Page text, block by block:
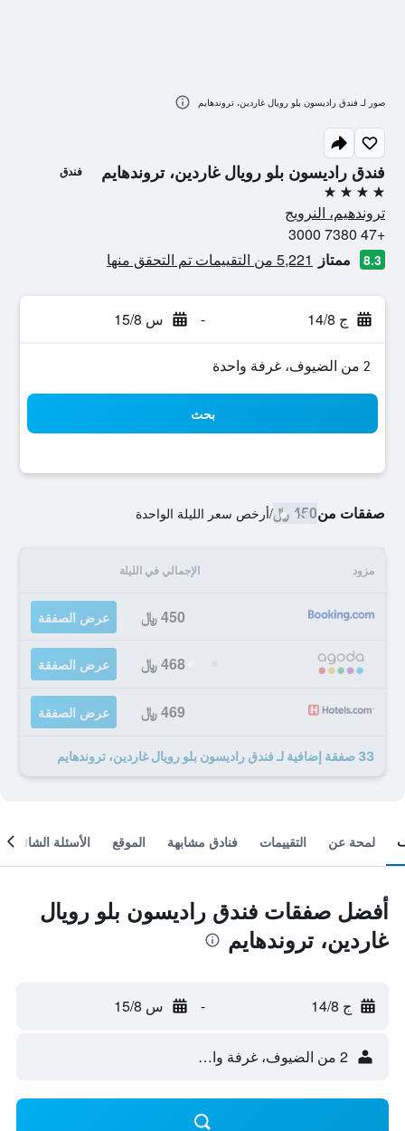
فندق راديسون بلو رويال غاردين، تروندهايم فندق
4 نجوم
تروندهيم، النرويج
+47 7380 3000
8.3 ممتاز 5,221 من التقييمات تم التحقق منها
ج 14/8 - س 15/8
2 من الضيوف، غرفة واحدة
بحث
صفقات من450 ﷼ /أرخص سعر الليلة الواحدة
مزود الإجمالي في الليلة
450 ﷼ عرض الصفقة
468 ﷼ عرض الصفقة
469 ﷼ عرض الصفقة
33 صفقة إضافية لـ فندق راديسون بلو رويال غاردين، تروندهايم
صور لـ فندق راديسون بلو رويال غاردين، تروندهايم
لمحة عن التقييمات فنادق مشابهة الموقع الأسئلة الشائعة
أفضل صفقات فندق راديسون بلو رويال
غاردين، تروندهايم
ج 14/8 - س 15/8
2 من الضيوف، غرفة واحدة